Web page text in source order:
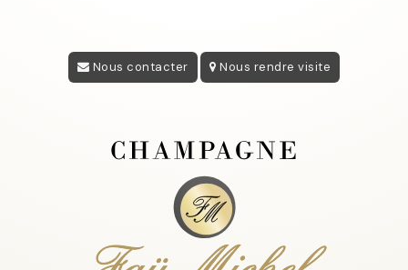
Nous contacter Nous rendre visite